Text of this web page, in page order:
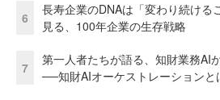
6
長寿企業のDNAは「変わり続ける
見る、100年企業の生存戦略
7
第一人者たちが語る、知財業務AI
──知財AIオーケストレーションと